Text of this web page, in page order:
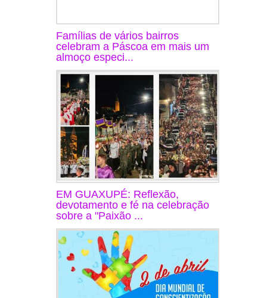
Famílias de vários bairros
celebram a Páscoa em mais um
almoço especi...
EM GUAXUPÉ: Reflexão,
devotamento e fé na celebração
sobre a "Paixão ...